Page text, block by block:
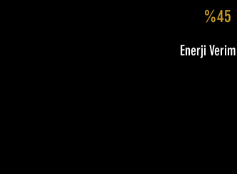
%45
Enerji